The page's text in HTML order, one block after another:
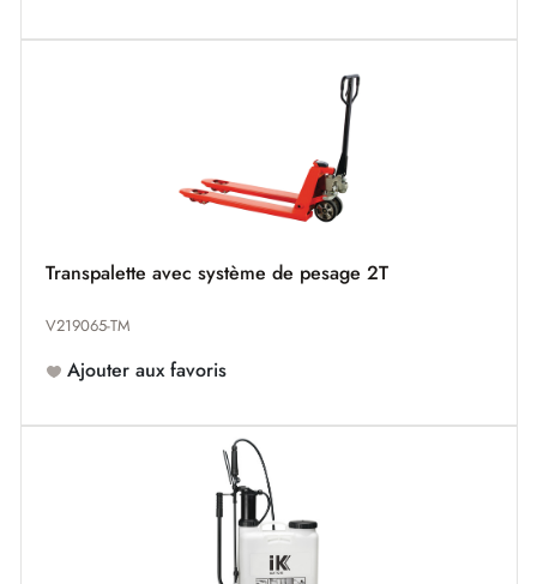
Transpalette avec système de pesage 2T
V219065-TM
Ajouter aux favoris